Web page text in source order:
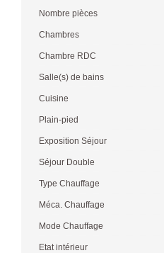
Nombre pièces
Chambres
Chambre RDC
Salle(s) de bains
Cuisine
Plain-pied
Exposition Séjour
Séjour Double
Type Chauffage
Méca. Chauffage
Mode Chauffage
Etat intérieur